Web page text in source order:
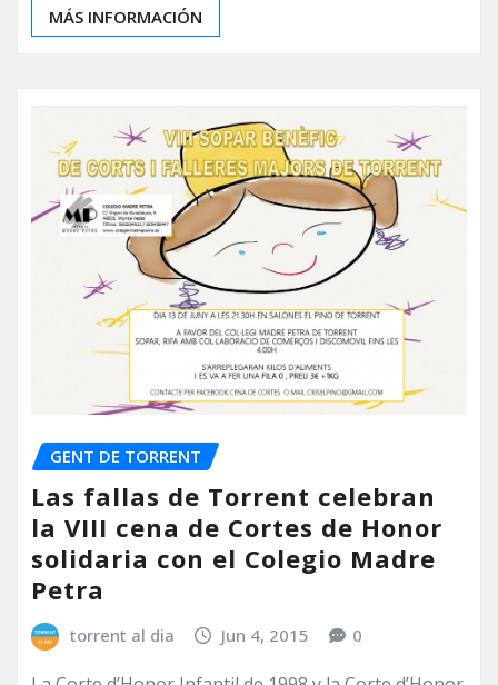
MÁS INFORMACIÓN
GENT DE TORRENT
Las fallas de Torrent celebran
la VIII cena de Cortes de Honor
solidaria con el Colegio Madre
Petra
torrent al dia Jun 4, 2015 0